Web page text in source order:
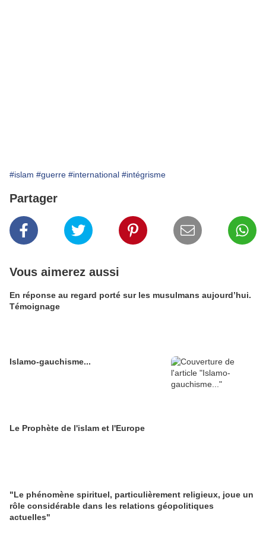
#islam #guerre #international #intégrisme
Partager
Vous aimerez aussi
En réponse au regard porté sur les musulmans aujourd’hui.
Témoignage
Islamo-gauchisme...
Le Prophète de l'islam et l'Europe
"Le phénomène spirituel, particulièrement religieux, joue un
rôle considérable dans les relations géopolitiques
actuelles"